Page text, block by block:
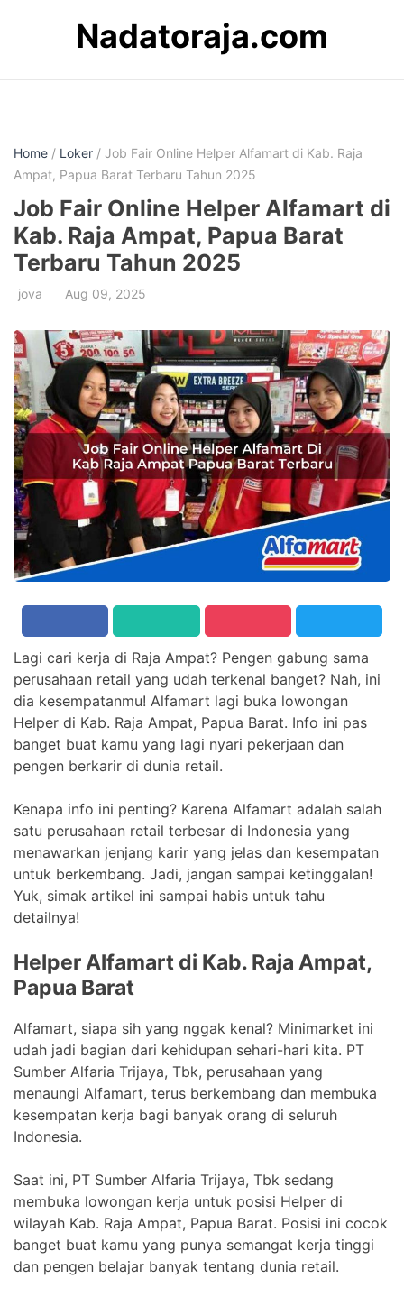
Nadatoraja.com
Home / Loker / Job Fair Online Helper Alfamart di Kab. Raja
Ampat, Papua Barat Terbaru Tahun 2025
Job Fair Online Helper Alfamart di
Kab. Raja Ampat, Papua Barat
Terbaru Tahun 2025
jova Aug 09, 2025
Lagi cari kerja di Raja Ampat? Pengen gabung sama
perusahaan retail yang udah terkenal banget? Nah, ini
dia kesempatanmu! Alfamart lagi buka lowongan
Helper di Kab. Raja Ampat, Papua Barat. Info ini pas
banget buat kamu yang lagi nyari pekerjaan dan
pengen berkarir di dunia retail.
Kenapa info ini penting? Karena Alfamart adalah salah
satu perusahaan retail terbesar di Indonesia yang
menawarkan jenjang karir yang jelas dan kesempatan
untuk berkembang. Jadi, jangan sampai ketinggalan!
Yuk, simak artikel ini sampai habis untuk tahu
detailnya!
Helper Alfamart di Kab. Raja Ampat,
Papua Barat
Alfamart, siapa sih yang nggak kenal? Minimarket ini
udah jadi bagian dari kehidupan sehari-hari kita. PT
Sumber Alfaria Trijaya, Tbk, perusahaan yang
menaungi Alfamart, terus berkembang dan membuka
kesempatan kerja bagi banyak orang di seluruh
Indonesia.
Saat ini, PT Sumber Alfaria Trijaya, Tbk sedang
membuka lowongan kerja untuk posisi Helper di
wilayah Kab. Raja Ampat, Papua Barat. Posisi ini cocok
banget buat kamu yang punya semangat kerja tinggi
dan pengen belajar banyak tentang dunia retail.